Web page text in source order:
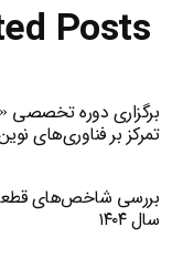
Posts
برگزاری دوره
تمرکز بر فناوری‌های
بررسی شاخص‌های
سال ۱۴۰۴